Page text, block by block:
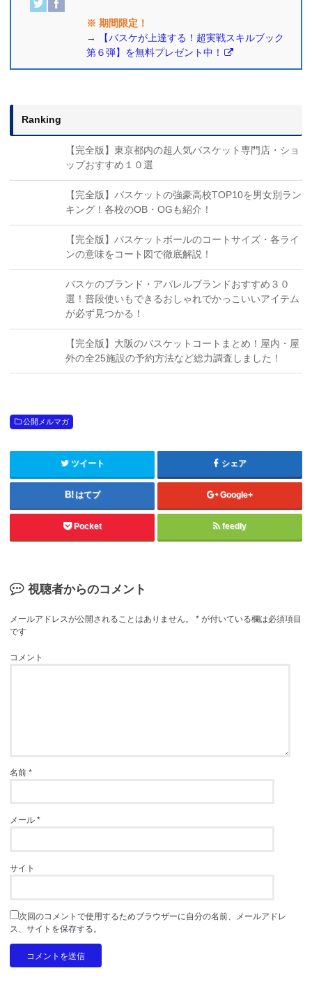
※ 期間限定！
→
【バスケが上達する！超実戦スキルブック
第６弾】を無料プレゼント中！
Ranking
【完全版】東京都内の超人気バスケット専門店・ショ
ップおすすめ１０選
【完全版】バスケットの強豪高校TOP10を男女別ラン
キング！各校のOB・OGも紹介！
【完全版】バスケットボールのコートサイズ・各ライ
ンの意味をコート図で徹底解説！
バスケのブランド・アパレルブランドおすすめ３０
選！普段使いもできるおしゃれでかっこいいアイテム
が必ず見つかる！
【完全版】大阪のバスケットコートまとめ！屋内・屋
外の全25施設の予約方法など総力調査しました！
公開メルマガ
ツイート シェア
はてブ Google+
Pocket feedly
視聴者からのコメント
メールアドレスが公開されることはありません。 * が付いている欄は必須項目
です
コメント
名前*
メール*
サイト
次回のコメントで使用するためブラウザーに自分の名前、メールアドレ
ス、サイトを保存する。